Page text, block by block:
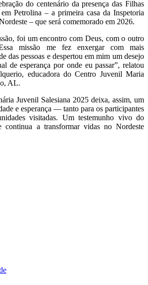
do centenário da presença das Filhas
Petrolina – a primeira casa da Inspetoria
– que será comemorado em 2026.
foi um encontro com Deus, com o outro
missão me fez enxergar com mais
das pessoas e despertou em mim um desejo
de esperança por onde eu passar”, relatou
educadora do Centro Juvenil Maria
AL.
Juvenil Salesiana 2025 deixa, assim, um
e esperança — tanto para os participantes
visitadas. Um testemunho vivo do
continua a transformar vidas no Nordeste